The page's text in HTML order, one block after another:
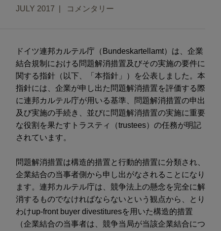
JULY 2017 コメンタリー
ドイツ連邦カルテル庁（Bundeskartellamt）は、企業
結合規制における問題解消措置及びその実施の要件に
関する指針（以下、「本指針」）を公表しました。本
指針には、企業が申し出た問題解消措置を評価する際
に連邦カルテル庁が用いる基準、問題解消措置の申出
及び実施の手続き、並びに問題解消措置の実施に重要
な役割を果たすトラスティ（trustees）の任務が明記
されています。
問題解消措置は構造的措置と行動的措置に分類され、
企業結合の当事者側から申し出がなされることになり
ます。連邦カルテル庁は、競争法上の懸念を完全に解
消するものでなければならないという観点から、とり
わけup-front buyer divestituresを用いた構造的措置
（企業結合の当事者は、競争当局が当該企業結合につ